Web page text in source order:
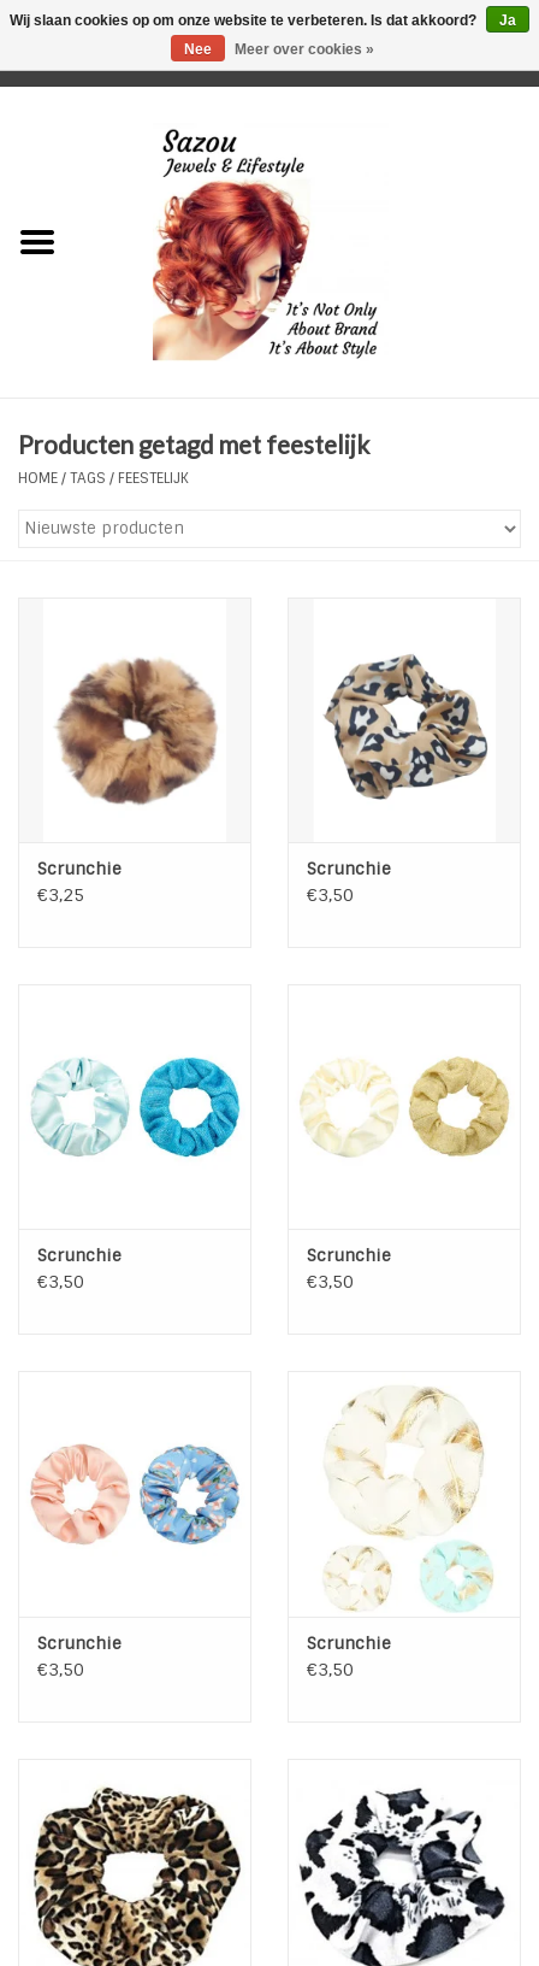
Just for Him
Plus Size Sieraden
Enkelbandjes
Haaraccesoires
Zonnebrillen
Fashion
ON THE BEACH
LIFESTYLE PRODUCTEN
INSPIRATIE
Blog
Producten getagd met feestelijk
HOME/TAGS / FEESTELIJK
Scrunchie
€3,25
Scrunchie
€3,50
Scrunchie
€3,50
Scrunchie
€3,50
Scrunchie
€3,50
Scrunchie
€3,50
Wij slaan cookies op om onze website te verbeteren. Is dat akkoord?
Ja
Nee
Meer over cookies »